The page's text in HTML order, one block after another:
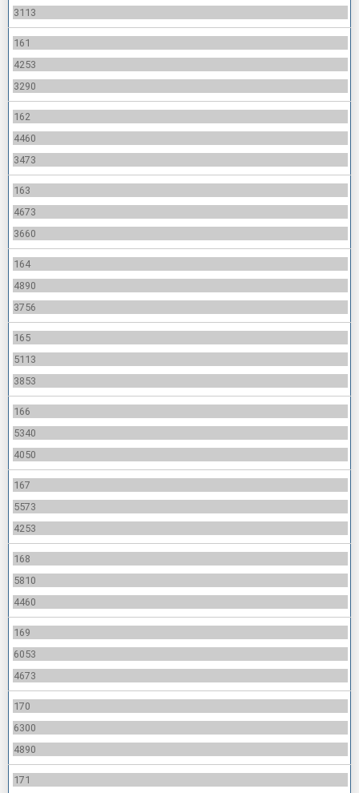
3113
161
4253
3290
162
4460
3473
163
4673
3660
164
4890
3756
165
5113
3853
166
5340
4050
167
5573
4253
168
5810
4460
169
6053
4673
170
6300
4890
171